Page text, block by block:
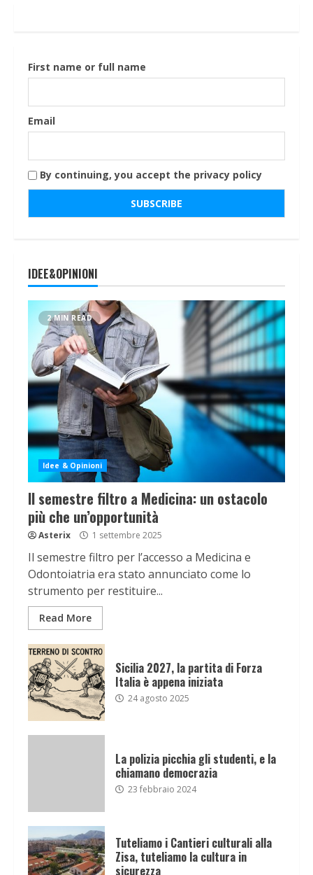
First name or full name
Email
By continuing, you accept the privacy policy
IDEE&OPINIONI
2 MIN READ
Idee & Opinioni
Il semestre filtro a Medicina: un ostacolo
più che un’opportunità
Asterix 1 settembre 2025
Il semestre filtro per l’accesso a Medicina e
Odontoiatria era stato annunciato come lo
strumento per restituire...
Read More
Sicilia 2027, la partita di Forza
Italia è appena iniziata
24 agosto 2025
La polizia picchia gli studenti, e la
chiamano democrazia
23 febbraio 2024
Tuteliamo i Cantieri culturali alla
Zisa, tuteliamo la cultura in
sicurezza